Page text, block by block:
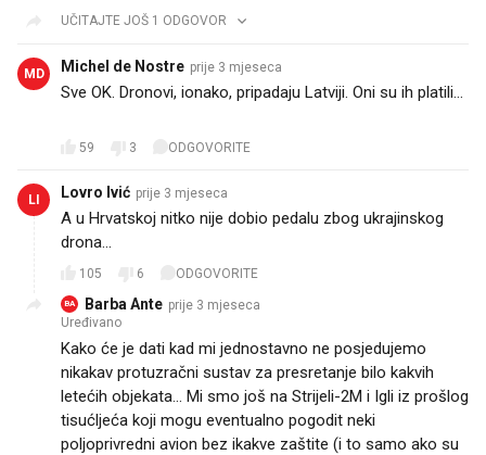
UČITAJTE JOŠ 1 ODGOVOR
MD Michel de Nostre prije 3 mjeseca
Sve OK. Dronovi, ionako, pripadaju Latviji. Oni su ih platili...
59 3 ODGOVORITE
LI Lovro Ivić prije 3 mjeseca
A u Hrvatskoj nitko nije dobio pedalu zbog ukrajinskog
drona…
105 6 ODGOVORITE
BA Barba Ante prije 3 mjeseca
Uređivano
Kako će je dati kad mi jednostavno ne posjedujemo
nikakav protuzračni sustav za presretanje bilo kakvih
letećih objekata... Mi smo još na Strijeli-2M i Igli iz prošlog
tisućljeća koji mogu eventualno pogodit neki
poljoprivredni avion bez ikakve zaštite (i to samo ako su